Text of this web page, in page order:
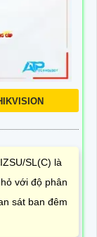
SL(C) là
với độ phân
sát ban đêm